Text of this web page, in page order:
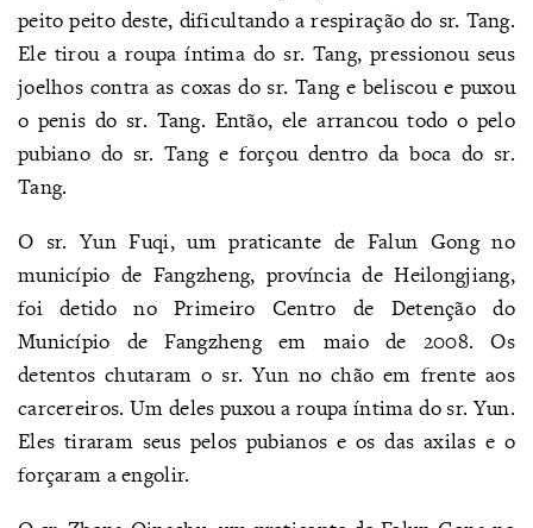
peito peito deste, dificultando a respiração do sr. Tang.
Ele tirou a roupa íntima do sr. Tang, pressionou seus
joelhos contra as coxas do sr. Tang e beliscou e puxou
o penis do sr. Tang. Então, ele arrancou todo o pelo
pubiano do sr. Tang e forçou dentro da boca do sr.
Tang.
O sr. Yun Fuqi, um praticante de Falun Gong no
município de Fangzheng, província de Heilongjiang,
foi detido no Primeiro Centro de Detenção do
Município de Fangzheng em maio de 2008. Os
detentos chutaram o sr. Yun no chão em frente aos
carcereiros. Um deles puxou a roupa íntima do sr. Yun.
Eles tiraram seus pelos pubianos e os das axilas e o
forçaram a engolir.